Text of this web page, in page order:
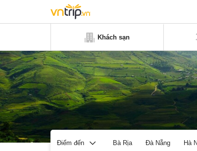
Khách sạn
Điểm đến Bà Rịa Đà Nẵng Hà